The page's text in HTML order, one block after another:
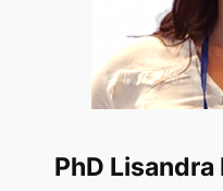
PhD